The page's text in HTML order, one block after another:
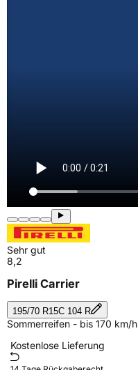
Sehr gut
8,2
Pirelli Carrier
195/70 R15C 104 R
Sommerreifen - bis 170 km/
Kostenlose Lieferung